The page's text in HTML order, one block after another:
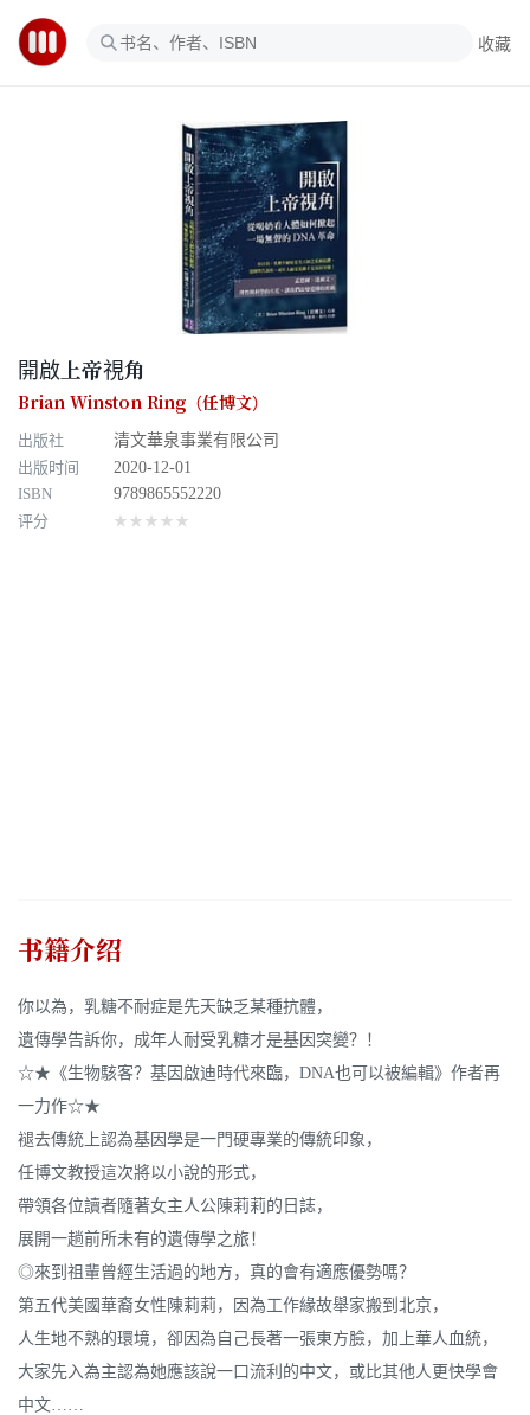
收藏
開啟上帝視角
Brian Winston Ring（任博文）
出版社
清文華泉事業有限公司
出版时间
2020-12-01
ISBN
9789865552220
评分
★★★★★
书籍介绍
你以為，乳糖不耐症是先天缺乏某種抗體，
遺傳學告訴你，成年人耐受乳糖才是基因突變？！
☆★《生物駭客？基因啟迪時代來臨，DNA也可以被編輯》作者再
一力作☆★
褪去傳統上認為基因學是一門硬專業的傳統印象，
任博文教授這次將以小說的形式，
帶領各位讀者隨著女主人公陳莉莉的日誌，
展開一趟前所未有的遺傳學之旅！
◎來到祖輩曾經生活過的地方，真的會有適應優勢嗎？
第五代美國華裔女性陳莉莉，因為工作緣故舉家搬到北京，
人生地不熟的環境，卻因為自己長著一張東方臉，加上華人血統，
大家先入為主認為她應該說一口流利的中文，或比其他人更快學會
中文……